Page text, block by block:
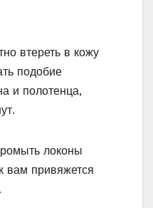
втереть в кожу
подобие
и полотенца,
локоны
вам привяжется